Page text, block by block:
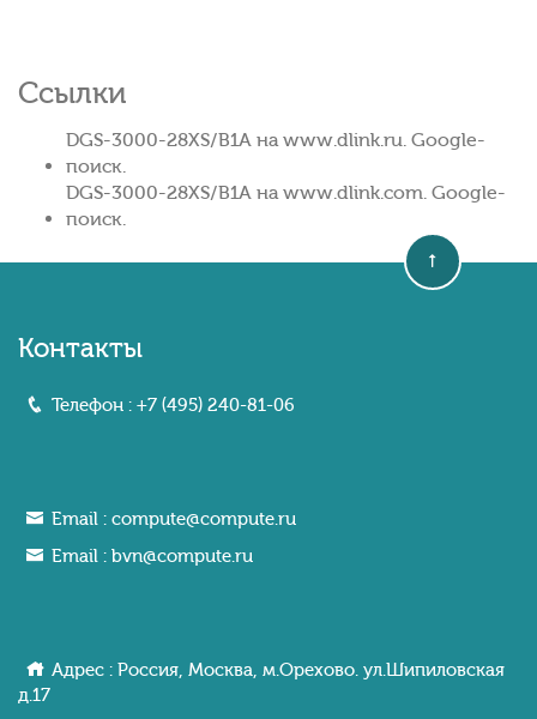
Ссылки
DGS-3000-28XS/B1A на www.dlink.ru. Google-
поиск.
DGS-3000-28XS/B1A на www.dlink.com. Google-
поиск.
Контакты
Телефон : +7 (495) 240-81-06
Email : compute@compute.ru
Email : bvn@compute.ru
Адрес : Россия, Москва, м.Орехово. ул.Шипиловcкaя
д.17